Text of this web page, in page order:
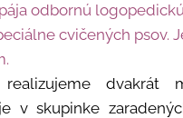
odbornú
cvičených psov.
realizujeme dvakrát
v skupinke